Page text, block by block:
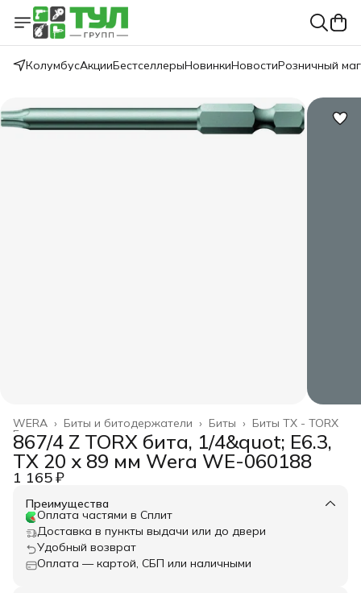
КолумбусАкцииБестселлерыНовинкиНовостиРозничный
Биты TX - TORX
Биты ›
Биты и битодержатели ›
WERA ›
Главная
867/4 Z TORX бита, 1/4&quot; E6.3,
TX 20 x 89 мм Wera WE-060188
1 165 ₽
Преимущества
Оплата частями в Сплит
Доставка в пункты выдачи или до двери
Удобный возврат
Оплата — картой, СБП или наличными